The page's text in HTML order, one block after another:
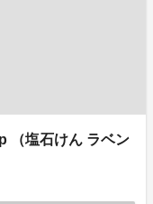
（塩石けん ラベン